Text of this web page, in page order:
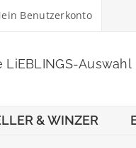
Benutzerkonto
LiEBLINGS-Auswahl
& WINZER